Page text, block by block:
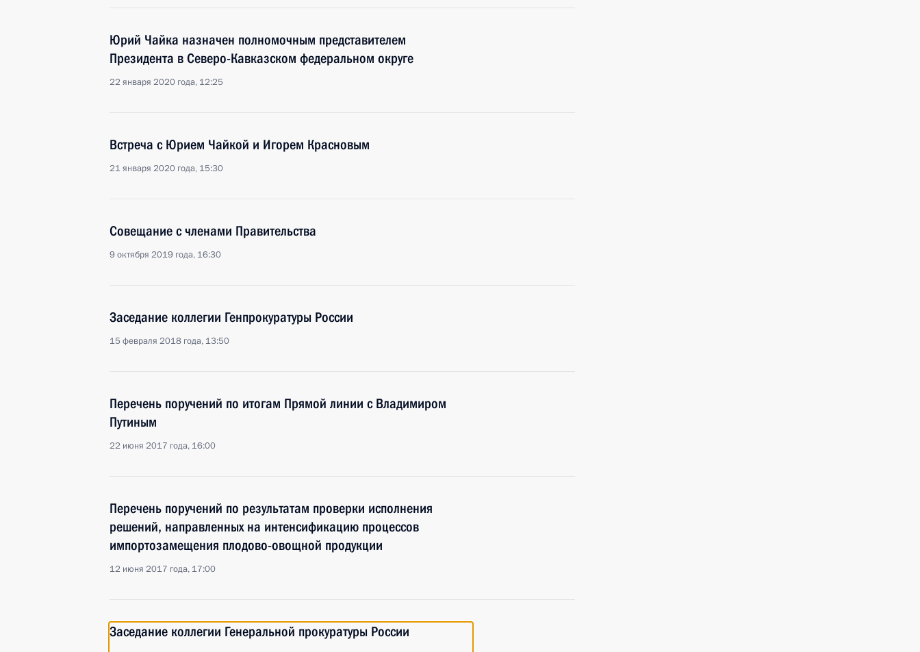
Юрий Чайка назначен полномочным представителем
Президента в Северо-Кавказском федеральном округе
22 января 2020 года, 12:25
Встреча с Юрием Чайкой и Игорем Красновым
21 января 2020 года, 15:30
Совещание с членами Правительства
9 октября 2019 года, 16:30
Заседание коллегии Генпрокуратуры России
15 февраля 2018 года, 13:50
Перечень поручений по итогам Прямой линии с Владимиром
Путиным
22 июня 2017 года, 16:00
Перечень поручений по результатам проверки исполнения
решений, направленных на интенсификацию процессов
импортозамещения плодово-овощной продукции
12 июня 2017 года, 17:00
Заседание коллегии Генеральной прокуратуры России